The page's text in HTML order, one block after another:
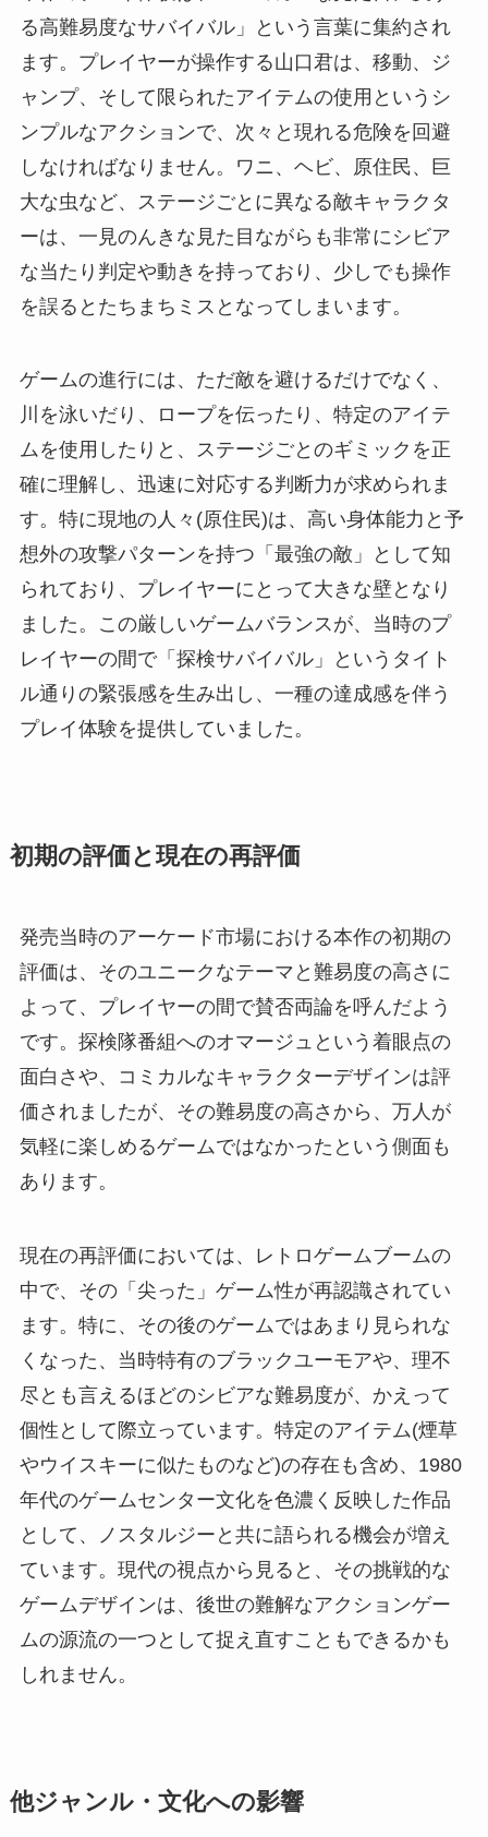
る高難易度なサバイバル」という言葉に集約され
ます。プレイヤーが操作する山口君は、移動、ジ
ャンプ、そして限られたアイテムの使用というシ
ンプルなアクションで、次々と現れる危険を回避
しなければなりません。ワニ、ヘビ、原住民、巨
大な虫など、ステージごとに異なる敵キャラクタ
ーは、一見のんきな見た目ながらも非常にシビア
な当たり判定や動きを持っており、少しでも操作
を誤るとたちまちミスとなってしまいます。
ゲームの進行には、ただ敵を避けるだけでなく、
川を泳いだり、ロープを伝ったり、特定のアイテ
ムを使用したりと、ステージごとのギミックを正
確に理解し、迅速に対応する判断力が求められま
す。特に現地の人々(原住民)は、高い身体能力と予
想外の攻撃パターンを持つ「最強の敵」として知
られており、プレイヤーにとって大きな壁となり
ました。この厳しいゲームバランスが、当時のプ
レイヤーの間で「探検サバイバル」というタイト
ル通りの緊張感を生み出し、一種の達成感を伴う
プレイ体験を提供していました。
初期の評価と現在の再評価
発売当時のアーケード市場における本作の初期の
評価は、そのユニークなテーマと難易度の高さに
よって、プレイヤーの間で賛否両論を呼んだよう
です。探検隊番組へのオマージュという着眼点の
面白さや、コミカルなキャラクターデザインは評
価されましたが、その難易度の高さから、万人が
気軽に楽しめるゲームではなかったという側面も
あります。
現在の再評価においては、レトロゲームブームの
中で、その「尖った」ゲーム性が再認識されてい
ます。特に、その後のゲームではあまり見られな
くなった、当時特有のブラックユーモアや、理不
尽とも言えるほどのシビアな難易度が、かえって
個性として際立っています。特定のアイテム(煙草
やウイスキーに似たものなど)の存在も含め、1980
年代のゲームセンター文化を色濃く反映した作品
として、ノスタルジーと共に語られる機会が増え
ています。現代の視点から見ると、その挑戦的な
ゲームデザインは、後世の難解なアクションゲー
ムの源流の一つとして捉え直すこともできるかも
しれません。
他ジャンル・文化への影響